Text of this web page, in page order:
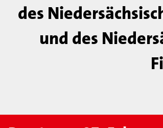
des
und des